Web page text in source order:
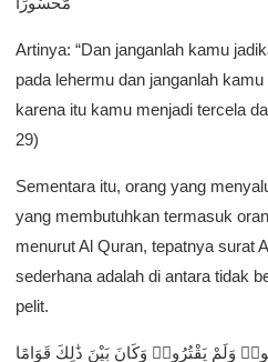
Artinya: “Dan janganlah kamu
pada lehermu dan janganlah
karena itu kamu menjadi tercela
29)
Sementara itu, orang yang
yang membutuhkan termasuk
menurut Al Quran, tepatnya surat
sederhana adalah di antara tidak
pelit.
وَلَمْ يَقْتُرُوا۟ وَكَانَ بَيْنَ ذَٰلِكَ قَوَامًا